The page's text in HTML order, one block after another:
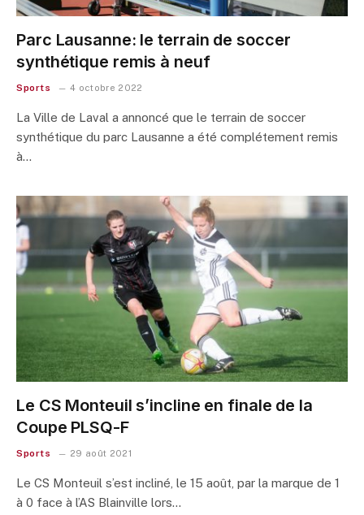
Parc Lausanne: le terrain de soccer
synthétique remis à neuf
Sports 4 octobre 2022
La Ville de Laval a annoncé que le terrain de soccer
synthétique du parc Lausanne a été complétement remis
à…
Le CS Monteuil s’incline en finale de la
Coupe PLSQ-F
Sports 29 août 2021
Le CS Monteuil s’est incliné, le 15 août, par la marque de 1
à 0 face à l’AS Blainville lors…